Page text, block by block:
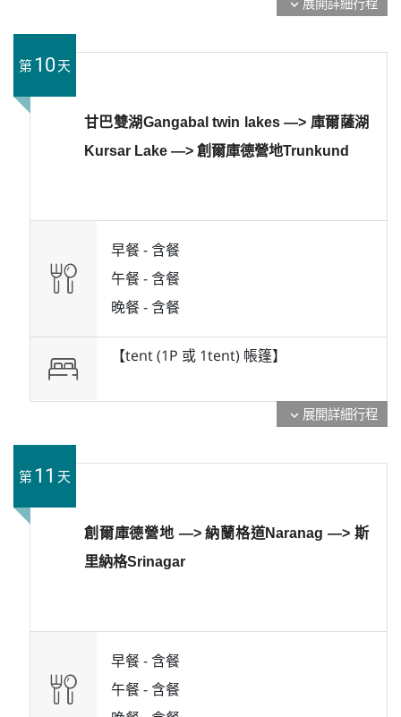
expand_more
第10天
甘巴雙湖Gangabal twin lakes —> 庫爾薩湖
Kursar Lake —> 創爾庫德營地Trunkund
早餐 -含餐
午餐 -含餐
晚餐 -含餐
【tent (1P 或 1tent) 帳篷】
expand_more 展開詳細行程
第11 天
創爾庫德營地 —> 納蘭格道Naranag —> 斯
里納格Srinagar
早餐 -含餐
午餐 -含餐